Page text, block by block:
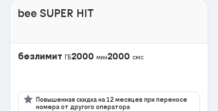
bee SUPER HIT
безлимит ГБ2000 мин2000 смс
Повышенная скидка на 12 месяцев при переносе
номера от другого оператора